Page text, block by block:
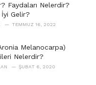
Faydaları Nelerdir?
İyi Gelir?
TEMMUZ 16, 2022
Melanocarpa)
Nelerdir?
ŞUBAT 6, 2020